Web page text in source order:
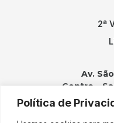
Política de
2ª
Av.
Centro –